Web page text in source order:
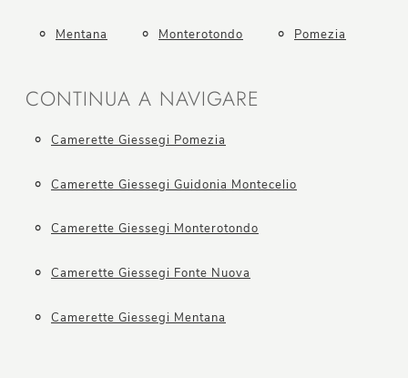
Mentana Monterotondo Pomezia
CONTINUA A NAVIGARE
Camerette Giessegi Pomezia
Camerette Giessegi Guidonia Montecelio
Camerette Giessegi Monterotondo
Camerette Giessegi Fonte Nuova
Camerette Giessegi Mentana